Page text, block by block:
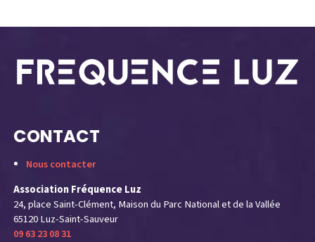
CONTACT
Nous contacter
Association Fréquence Luz
24, place Saint-Clément, Maison du Parc National et de la Vallée
65120 Luz-Saint-Sauveur
09 63 23 08 31